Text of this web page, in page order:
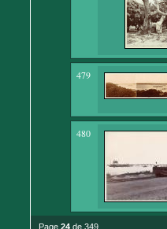
479
480
Page 24 de 349